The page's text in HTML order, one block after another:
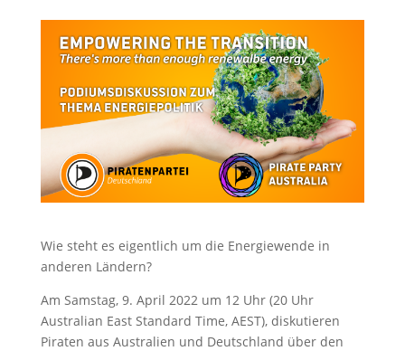
Wie steht es eigentlich um die Energiewende in
anderen Ländern?
Am Samstag, 9. April 2022 um 12 Uhr (20 Uhr
Australian East Standard Time, AEST), diskutieren
Piraten aus Australien und Deutschland über den